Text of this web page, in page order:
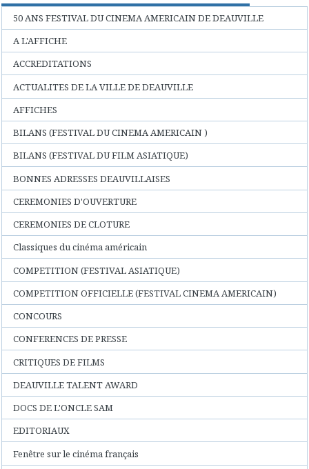
50 ANS FESTIVAL DU CINEMA AMERICAIN DE DEAUVILLE
A L'AFFICHE
ACCREDITATIONS
ACTUALITES DE LA VILLE DE DEAUVILLE
AFFICHES
BILANS (FESTIVAL DU CINEMA AMERICAIN )
BILANS (FESTIVAL DU FILM ASIATIQUE)
BONNES ADRESSES DEAUVILLAISES
CEREMONIES D'OUVERTURE
CEREMONIES DE CLOTURE
Classiques du cinéma américain
COMPETITION (FESTIVAL ASIATIQUE)
COMPETITION OFFICIELLE (FESTIVAL CINEMA AMERICAIN)
CONCOURS
CONFERENCES DE PRESSE
CRITIQUES DE FILMS
DEAUVILLE TALENT AWARD
DOCS DE L'ONCLE SAM
EDITORIAUX
Fenêtre sur le cinéma français